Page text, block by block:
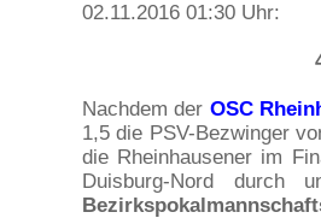
02.11.2016 01:30 Uhr:
Nachdem der OSC
1,5 die PSV-Bezwinger
die Rheinhausener im
Duisburg-Nord durch